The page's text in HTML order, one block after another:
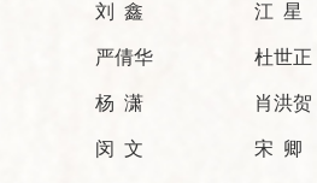
刘 鑫 江 星
严倩华 杜世正
杨 潇 肖洪贺
闵 文 宋 卿